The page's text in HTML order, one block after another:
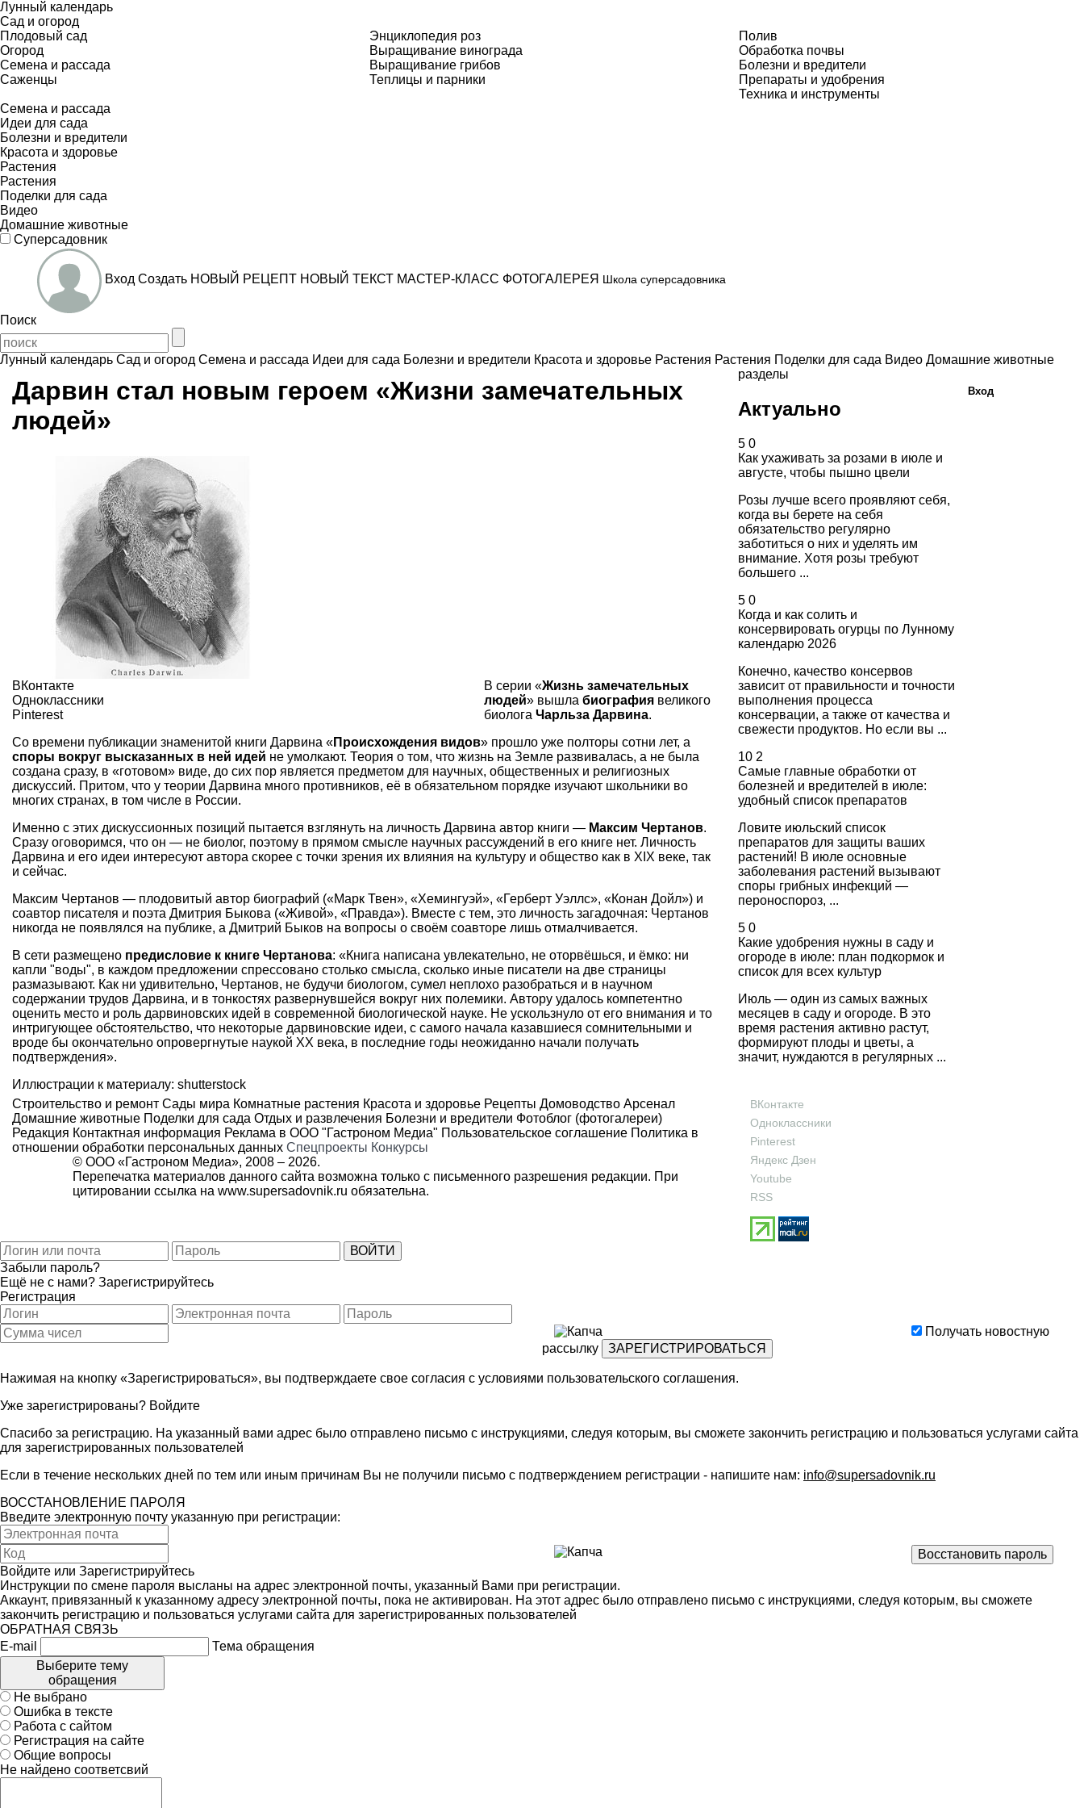
Лунный календарь
Сад и огород
Плодовый сад
Огород
Семена и рассада
Саженцы
Энциклопедия роз
Выращивание винограда
Выращивание грибов
Теплицы и парники
Полив
Обработка почвы
Болезни и вредители
Препараты и удобрения
Техника и инструменты
Семена и рассада
Идеи для сада
Болезни и вредители
Красота и здоровье
Растения
Растения
Поделки для сада
Видео
Домашние животные
Суперсадовник
Вход Создать НОВЫЙ РЕЦЕПТ НОВЫЙ ТЕКСТ МАСТЕР-КЛАСС ФОТОГАЛЕРЕЯ Школа суперсадовника
Поиск
Лунный календарь Сад и огород Семена и рассада Идеи для сада Болезни и вредители Красота и здоровье Растения Растения Поделки для сада Видео Домашние животные
Дарвин стал новым героем «Жизни замечательных
людей»
ВКонтакте
Одноклассники
Pinterest
В серии «Жизнь замечательных
людей» вышла биографиявеликого
биолога Чарльза Дарвина.
Со времени публикации знаменитой книги Дарвина «Происхождения видов» прошло уже полторы сотни лет, а
споры вокруг высказанных в ней идей не умолкают. Теория о том, что жизнь на Земле развивалась, а не была
создана сразу, в «готовом» виде, до сих пор является предметом для научных, общественных и религиозных
дискуссий. Притом, что у теории Дарвина много противников, её в обязательном порядке изучают школьники во
многих странах, в том числе в России.
Именно с этих дискуссионных позиций пытается взглянуть на личность Дарвина автор книги — Максим Чертанов.
Сразу оговоримся, что он — не биолог, поэтому в прямом смысле научных рассуждений в его книге нет. Личность
Дарвина и его идеи интересуют автора скорее с точки зрения их влияния на культуру и общество как в XIX веке, так
и сейчас.
Максим Чертанов — плодовитый автор биографий («Марк Твен», «Хемингуэй», «Герберт Уэллс», «Конан Дойл») и
соавтор писателя и поэта Дмитрия Быкова («Живой», «Правда»). Вместе с тем, это личность загадочная: Чертанов
никогда не появлялся на публике, а Дмитрий Быков на вопросы о своём соавторе лишь отмалчивается.
В сети размещено предисловие к книге Чертанова: «Книга написана увлекательно, не оторвёшься, и ёмко: ни
капли "воды", в каждом предложении спрессовано столько смысла, сколько иные писатели на две страницы
размазывают. Как ни удивительно, Чертанов, не будучи биологом, сумел неплохо разобраться и в научном
содержании трудов Дарвина, и в тонкостях развернувшейся вокруг них полемики. Автору удалось компетентно
оценить место и роль дарвиновских идей в современной биологической науке. Не ускользнуло от его внимания и то
интригующее обстоятельство, что некоторые дарвиновские идеи, с самого начала казавшиеся сомнительными и
вроде бы окончательно опровергнутые наукой XX века, в последние годы неожиданно начали получать
подтверждения».
Иллюстрации к материалу: shutterstock
разделы
Актуально
5 0
Как ухаживать за розами в июле и
августе, чтобы пышно цвели
Розы лучше всего проявляют себя,
когда вы берете на себя
обязательство регулярно
заботиться о них и уделять им
внимание. Хотя розы требуют
большего ...
5 0
Когда и как солить и
консервировать огурцы по Лунному
календарю 2026
Конечно, качество консервов
зависит от правильности и точности
выполнения процесса
консервации, а также от качества и
свежести продуктов. Но если вы ...
10 2
Самые главные обработки от
болезней и вредителей в июле:
удобный список препаратов
Ловите июльский список
препаратов для защиты ваших
растений! В июле основные
заболевания растений вызывают
споры грибных инфекций —
пероноспороз, ...
5 0
Какие удобрения нужны в саду и
огороде в июле: план подкормок и
список для всех культур
Июль — один из самых важных
месяцев в саду и огороде. В это
время растения активно растут,
формируют плоды и цветы, а
значит, нуждаются в регулярных ...
Строительство и ремонт Сады мира Комнатные растения Красота и здоровье Рецепты Домоводство Арсенал
Домашние животные Поделки для сада Отдых и развлечения Болезни и вредители Фотоблог (фотогалереи)
Редакция Контактная информация Реклама в ООО "Гастроном Медиа" Пользовательское соглашение Политика в
отношении обработки персональных данных Спецпроекты Конкурсы
© ООО «Гастроном Медиа», 2008 – 2026.
Перепечатка материалов данного сайта возможна только с письменного разрешения редакции. При
цитировании ссылка на www.supersadovnik.ru обязательна.
ВКонтакте
Одноклассники
Pinterest
Яндекс Дзен
Youtube
RSS
Вход
Забыли пароль?
Ещё не с нами? Зарегистрируйтесь
Регистрация
Получать новостную
рассылку
Нажимая на кнопку «Зарегистрироваться», вы подтверждаете свое согласия с условиями пользовательского соглашения.
Уже зарегистрированы? Войдите
Спасибо за регистрацию. На указанный вами адрес было отправлено письмо с инструкциями, следуя которым, вы сможете закончить регистрацию и пользоваться услугами сайта
для зарегистрированных пользователей
Если в течение нескольких дней по тем или иным причинам Вы не получили письмо с подтверждением регистрации - напишите нам: info@supersadovnik.ru
ВОССТАНОВЛЕНИЕ ПАРОЛЯ
Введите электронную почту указанную при регистрации:
Войдите или Зарегистрируйтесь
Инструкции по смене пароля высланы на адрес электронной почты, указанный Вами при регистрации.
Аккаунт, привязанный к указанному адресу электронной почты, пока не активирован. На этот адрес было отправлено письмо с инструкциями, следуя которым, вы сможете
закончить регистрацию и пользоваться услугами сайта для зарегистрированных пользователей
ОБРАТНАЯ СВЯЗЬ
E-mail
Тема обращения
Выберите тему
обращения
Не выбрано
Ошибка в тексте
Работа с сайтом
Регистрация на сайте
Общие вопросы
Не найдено соответсвий